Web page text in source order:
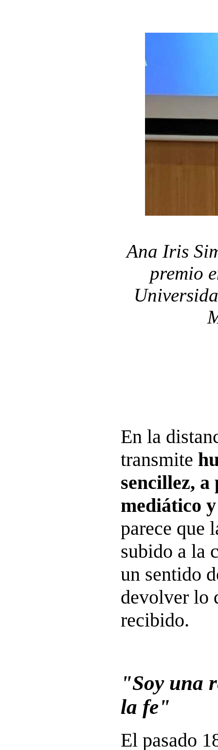
Ana Iris
premio
En la
transmite
sencillez, a
mediático
parece que
subido a la
un sentido
devolver lo
recibido.
"Soy una
la fe"
El pasado